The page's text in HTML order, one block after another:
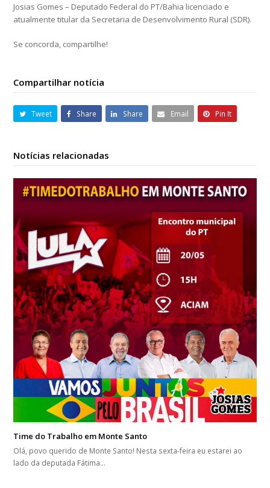
Josias Gomes – Deputado Federal do PT/Bahia licenciado e
atualmente titular da Secretaria de Desenvolvimento Rural (SDR).
Se concorda, compartilhe!
Compartilhar notícia
Tweet Share Share Email Pin It
Notícias relacionadas
Time do Trabalho em Monte Santo
Olá, povo querido de Monte Santo! Nesta sexta-feira eu estarei ao
lado da deputada Fátima…